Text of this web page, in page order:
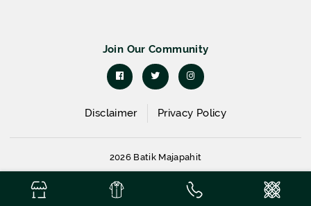
Join Our Community
Disclaimer Privacy Policy
2026 Batik Majapahit